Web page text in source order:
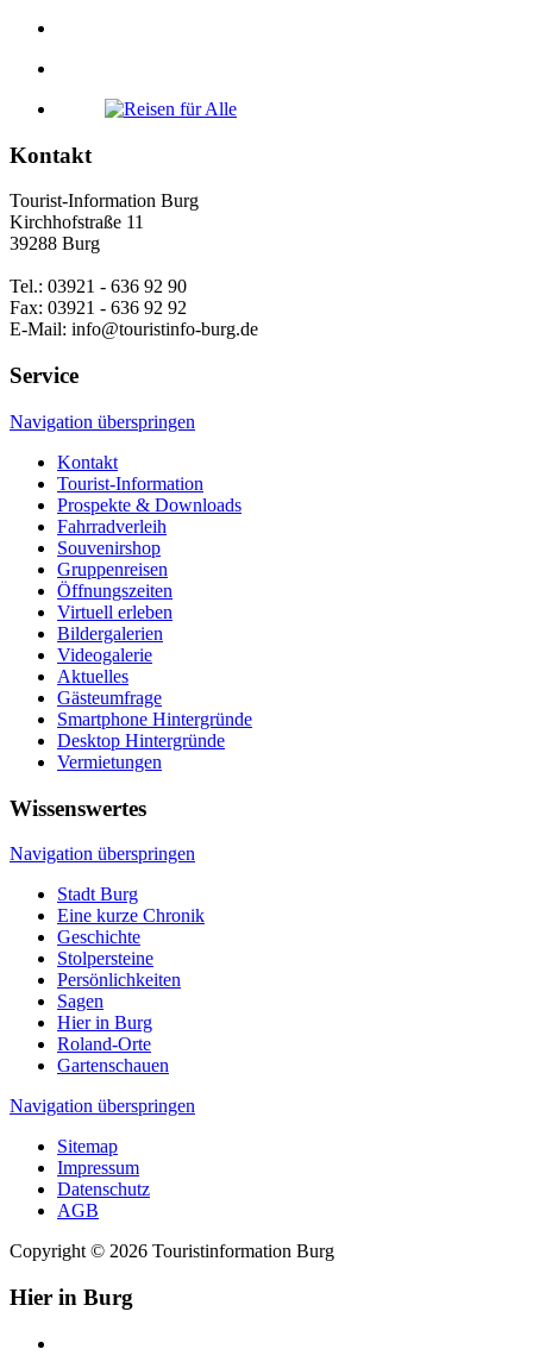
Kontakt
Tourist-Information Burg
Kirchhofstraße 11
39288 Burg
Tel.: 03921 - 636 92 90
Fax: 03921 - 636 92 92
E-Mail: info@touristinfo-burg.de
Service
Navigation überspringen
Kontakt
Tourist-Information
Prospekte & Downloads
Fahrradverleih
Souvenirshop
Gruppenreisen
Öffnungszeiten
Virtuell erleben
Bildergalerien
Videogalerie
Aktuelles
Gästeumfrage
Smartphone Hintergründe
Desktop Hintergründe
Vermietungen
Wissenswertes
Navigation überspringen
Stadt Burg
Eine kurze Chronik
Geschichte
Stolpersteine
Persönlichkeiten
Sagen
Hier in Burg
Roland-Orte
Gartenschauen
Navigation überspringen
Sitemap
Impressum
Datenschutz
AGB
Copyright © 2026 Touristinformation Burg
Hier in Burg